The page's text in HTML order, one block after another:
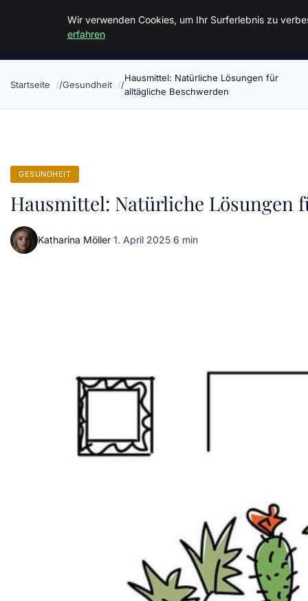
Malzminden
Startseite Gesundheit
Hausmittel: Natürliche Lösungen für
alltägliche Beschwerden
GESUNDHEIT
Hausmittel: Natürliche Lösungen
Katharina Möller·1. April 2025·6 min
Wir verwenden Cookies, um Ihr Surferlebnis zu
erfahren